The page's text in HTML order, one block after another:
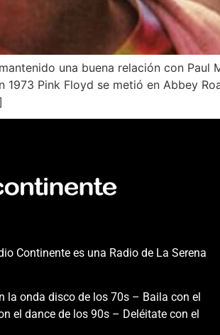
una buena relación con
1973 Pink Floyd se metió en Abbey
Continente es una Radio de La Serena
la onda disco de los 70s – Baila con el
el dance de los 90s – Deléitate con el